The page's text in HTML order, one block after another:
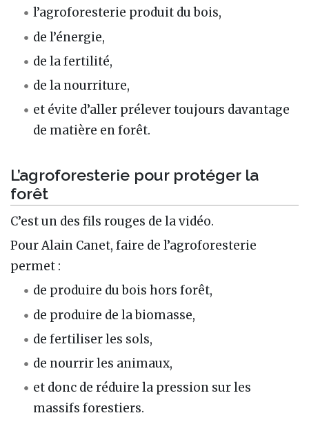
l’agroforesterie produit du bois,
de l’énergie,
de la fertilité,
de la nourriture,
et évite d’aller prélever toujours davantage
de matière en forêt.
L’agroforesterie pour protéger la
forêt
C’est un des fils rouges de la vidéo.
Pour Alain Canet, faire de l’agroforesterie
permet :
de produire du bois hors forêt,
de produire de la biomasse,
de fertiliser les sols,
de nourrir les animaux,
et donc de réduire la pression sur les
massifs forestiers.